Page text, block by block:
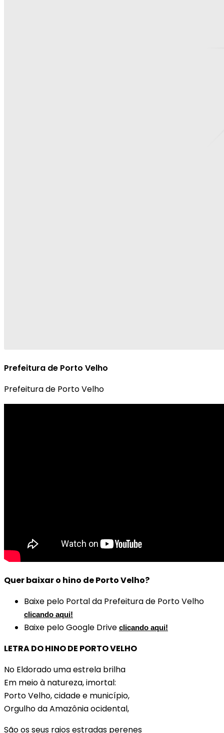
Prefeitura de Porto Velho
Prefeitura de Porto Velho
Quer baixar o hino de Porto Velho?
Baixe pelo Portal da Prefeitura de Porto Velho
clicando aqui!
Baixe pelo Google Drive clicando aqui!
LETRA DO HINO DE PORTO VELHO
No Eldorado uma estrela brilha
Em meio à natureza, imortal:
Porto Velho, cidade e município,
Orgulho da Amazônia ocidental,
São os seus raios estradas perenes